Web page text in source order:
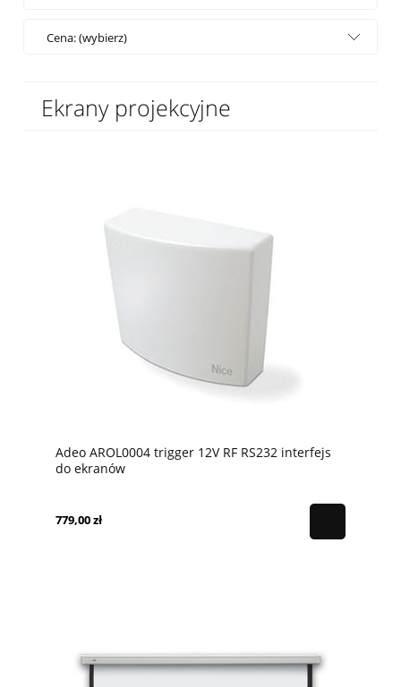
Cena: (wybierz)
Ekrany projekcyjne
Adeo AROL0004 trigger 12V RF RS232 interfejs
do ekranów
779,00 zł